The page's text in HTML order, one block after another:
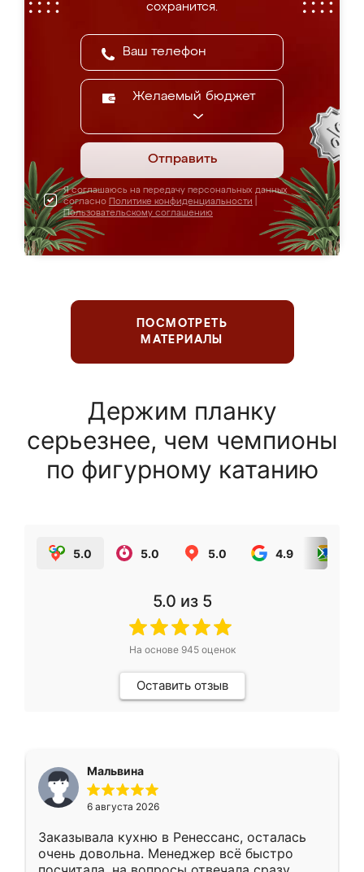
сохранится.
Желаемый бюджет
Отправить
Я соглашаюсь на передачу персональных данных
согласно Политике конфиденциальности
Пользовательскому соглашению
ПОСМОТРЕТЬ
МАТЕРИАЛЫ
Держим планку
серьезнее, чем чемпионы
по фигурному катанию
5.0 5.0 5.0 4.9
5.0 из 5
На основе 945оценок
Оставить отзыв
Мальвина
6 августа 2026
Заказывала кухню в Ренессанс, осталась
очень довольна. Менеджер всё быстро